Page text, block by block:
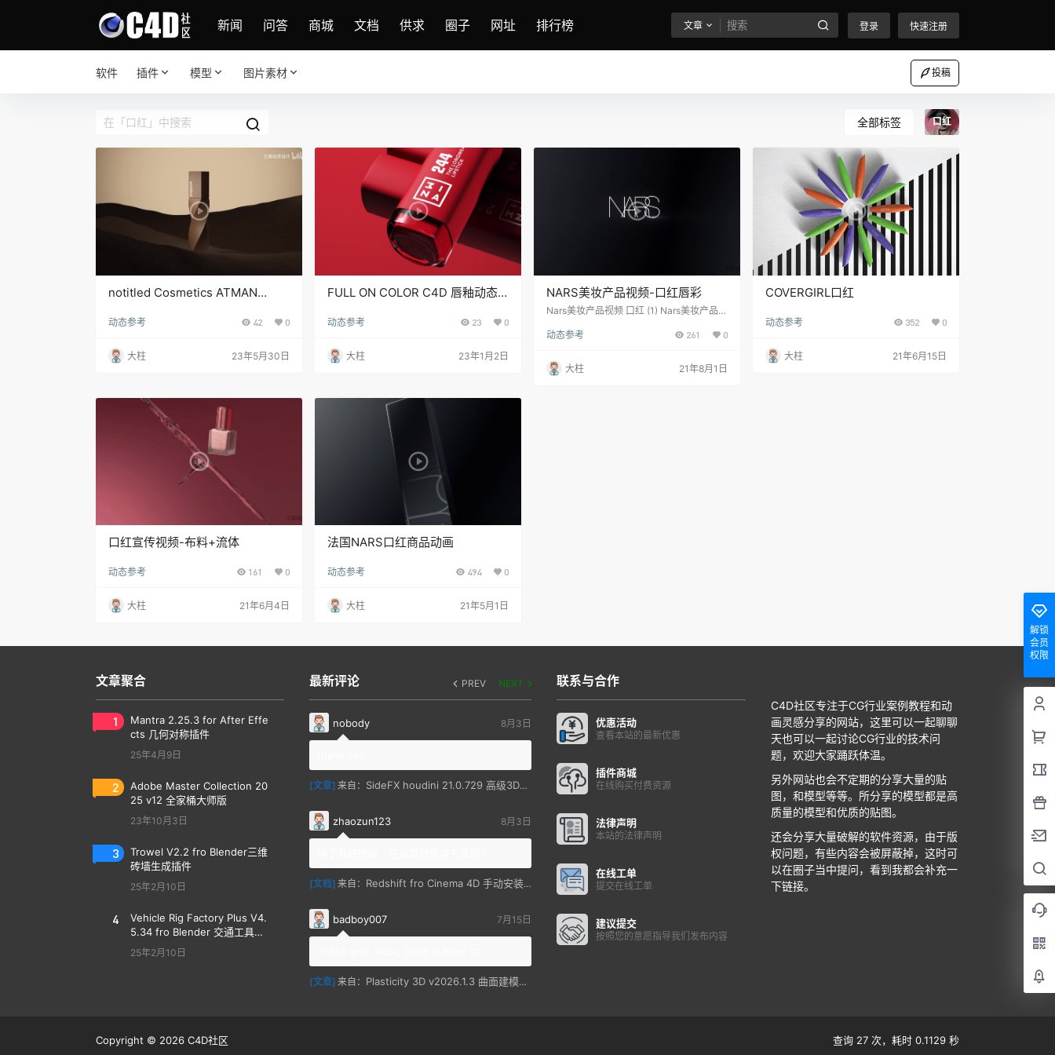
新闻 问答 商城 文档 供求 圈子 网址 排行榜 文章 登录 快速注册
软件 插件 模型 图片素材 投稿
全部标签 口红
notitled Cosmetics ATMAN
动态参考 42 0
大柱 23年5月30日
FULL ON COLOR C4D 唇釉动态
动态参考 23 0
大柱 23年1月2日
NARS美妆产品视频-口红唇彩
Nars美妆产品视频 口红 (1) Nars美妆产品视
美妆产品视频 口红 (4)Nars美妆产品视频 口
动态参考 261 0
大柱 21年8月1日
COVERGIRL口红
动态参考 352 0
大柱 21年6月15日
口红宣传视频-布料+流体
动态参考 161 0
大柱 21年6月4日
法国NARS口红商品动画
动态参考 494 0
大柱 21年5月1日
解锁
会员
权限
文章聚合
1
Mantra 2.25.3 for After Effe
cts 几何对称插件
25年4月9日
2
Adobe Master Collection 20
25 v12 全家桶大师版
23年10月3日
3
Trowel V2.2 fro Blender三维
砖墙生成插件
25年2月10日
4
Vehicle Rig Factory Plus V4.
5.34 fro Blender 交通工具汽
车绑定插件
25年2月10日
最新评论 PREV NEXT
nobody 8月3日
[文章] 来自： SideFX houdini 21.0.729 高级3D特效软件
zhaozun123 8月3日
[文档] 来自： Redshift fro Cinema 4D 手动安装教程
badboy007 7月15日
[文章] 来自： Plasticity 3D v2026.1.3 曲面建模软件
联系与合作
优惠活动
查看本站的最新优惠
插件商城
在线购买付费资源
法律声明
本站的法律声明
在线工单
提交在线工单
建议提交
按照您的意愿指导我们发布内容
C4D社区专注于CG行业案例教程和动
画灵感分享的网站，这里可以一起聊聊
天也可以一起讨论CG行业的技术问
题，欢迎大家踊跃体温。
另外网站也会不定期的分享大量的贴
图，和模型等等。所分享的模型都是高
质量的模型和优质的贴图。
还会分享大量破解的软件资源，由于版
权问题，有些内容会被屏蔽掉，这时可
以在圈子当中提问，看到我都会补充一
下链接。
Copyright © 2026 C4D社区 查询 27 次，耗时 0.1129 秒